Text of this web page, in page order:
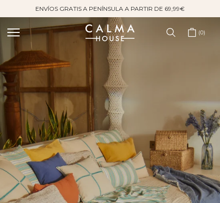
contenido
ENVÍOS GRATIS A PENÍNSULA A PARTIR DE 69,99€
0